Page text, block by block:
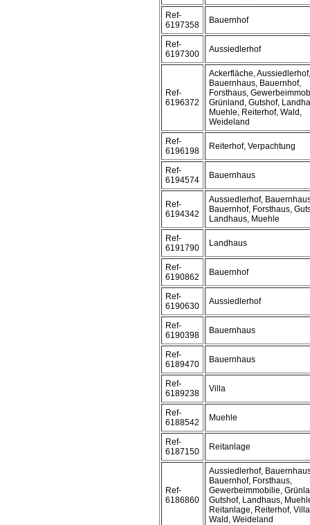
Ref-
6197358
Bauernhof
Ref-
6197300
Aussiedlerhof
Ref-
6196372
Ackerfläche, Aussiedlerhof,
Bauernhaus, Bauernhof,
Forsthaus,
Grünland, Gutshof,
Muehle, Reiterhof, Wald,
Weideland
Ref-
6196198
Reiterhof, Verpachtung
Ref-
6194574
Bauernhaus
Ref-
6194342
Aussiedlerhof,
Bauernhof, Forsthaus,
Landhaus, Muehle
Ref-
6191790
Landhaus
Ref-
6190862
Bauernhof
Ref-
6190630
Aussiedlerhof
Ref-
6190398
Bauernhaus
Ref-
6189470
Bauernhaus
Ref-
6189238
Villa
Ref-
6188542
Muehle
Ref-
6187150
Reitanlage
Ref-
6186860
Aussiedlerhof,
Bauernhof, Forsthaus,
Gewerbeimmobilie,
Gutshof, Landhaus,
Reitanlage, Reiterhof,
Wald, Weideland